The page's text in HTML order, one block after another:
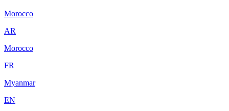
Morocco
AR
Morocco
FR
Myanmar
EN